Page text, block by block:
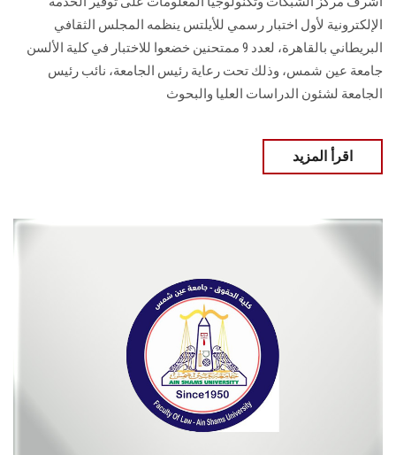
الإلكترونية لأول اختبار رسمي للأيلتس ينظمه المجلس الثقافي
البريطاني بالقاهرة، لعدد 9 ممتحنين خضعوا للاختبار في كلية الألسن
جامعة عين شمس، وذلك تحت رعاية رئيس الجامعة، نائب رئيس
الجامعة لشئون الدراسات العليا والبحوث
اقرأ المزيد